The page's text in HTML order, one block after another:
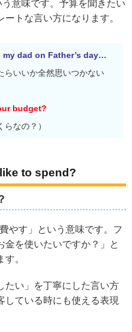
意味です。予算を聞きたい
トな言い方になります。
dad on Father’s day…
らいいか全然思いつかない
budget?
らなの？）
to spend?
やす」という意味です。フ
金を使いたいですか？」と
。
たい」を丁寧にした言い方
している時にも使える表現